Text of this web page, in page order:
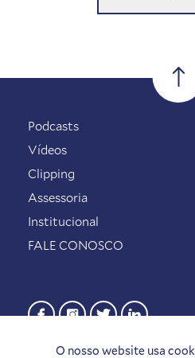
O nosso website usa
Podcasts
Vídeos
Clipping
Assessoria
Institucional
FALE CONOSCO